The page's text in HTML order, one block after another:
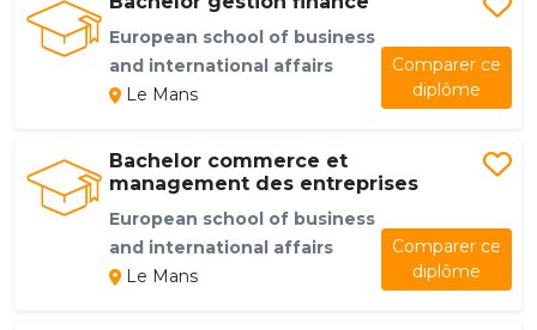
European school of business
and international affairs
Le Mans
Comparer ce
diplôme
Bachelor commerce et
management des entreprises
European school of business
and international affairs
Le Mans
Comparer ce
diplôme